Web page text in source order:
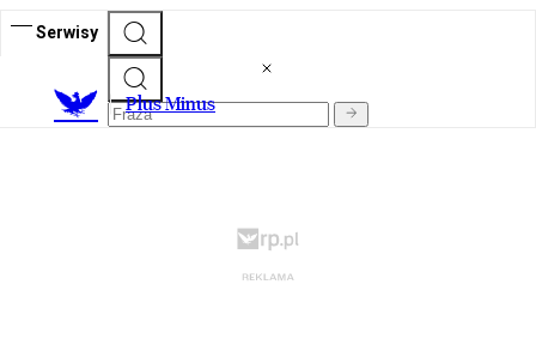
Serwisy
Plus Minus